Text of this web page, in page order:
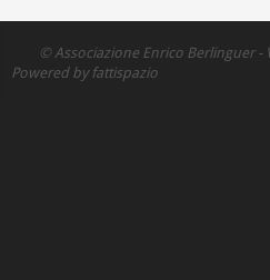
© Associazione Enrico Berlinguer -
Powered by fattispazio